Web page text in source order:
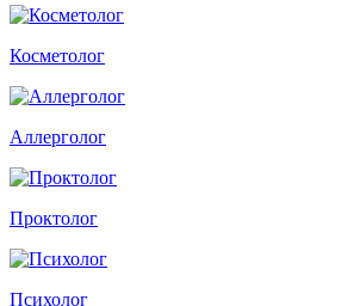
Косметолог
Аллерголог
Проктолог
Психолог